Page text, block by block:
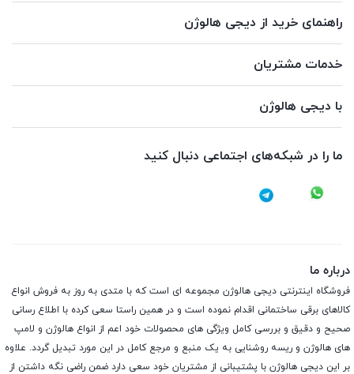
راهنمای خرید از دیجی هالوژن
خدمات مشتریان
با دیجی هالوژن
ما را در شبکه‌های اجتماعی دنبال کنید
درباره ما
فروشگاه اینترنتی دیجی هالوژن مجموعه ای است که با متدی به روز به فروش انواع
کالاهای برقی ساختمانی اقدام نموده است و در همین راستا سعی کرده با اطلاع رسانی
صحیح و دقیق و بررسی کامل ویژگی های محصولات خود اعم از انواع هالوژن و لامپ
های هالوژن و ریسه روشنایی به یک منبع و مرجع کامل در این مورد تبدیل گردد. علاوه
بر این دیجی هالوژن با پشتیبانی از مشتریان خود سعی دارد ضمن راضی نگه داشتن از